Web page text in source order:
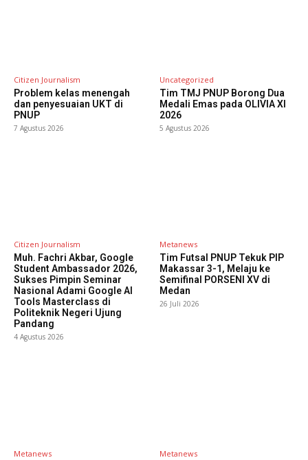
Citizen Journalism
Problem kelas menengah
dan penyesuaian UKT di
PNUP
7 Agustus 2026
Uncategorized
Tim TMJ PNUP Borong Dua
Medali Emas pada OLIVIA XI
2026
5 Agustus 2026
Citizen Journalism
Muh. Fachri Akbar, Google
Student Ambassador 2026,
Sukses Pimpin Seminar
Nasional Adami Google AI
Tools Masterclass di
Politeknik Negeri Ujung
Pandang
4 Agustus 2026
Metanews
Tim Futsal PNUP Tekuk PIP
Makassar 3-1, Melaju ke
Semifinal PORSENI XV di
Medan
26 Juli 2026
Metanews Metanews